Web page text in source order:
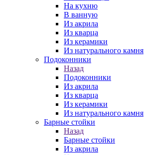
На кухню
В ванную
Из акрила
Из кварца
Из керамики
Из натурального камня
Подоконники
Назад
Подоконники
Из акрила
Из кварца
Из керамики
Из натурального камня
Барные стойки
Назад
Барные стойки
Из акрила